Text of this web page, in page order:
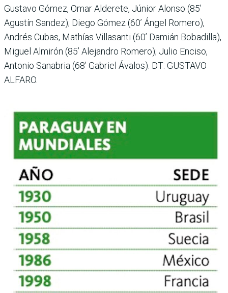
Gustavo Gómez, Omar Alderete, Júnior Alonso (85’
Agustín Sandez); Diego Gómez (60’ Ángel Romero),
Andrés Cubas, Mathías Villasanti (60’ Damián Boba­dilla),
Miguel Almirón (85’ Alejandro Romero); Julio Enciso,
Antonio Sanabria (68’ Gabriel Ávalos). DT: GUSTAVO
ALFARO.